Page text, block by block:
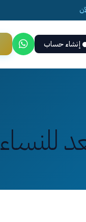
إنشاء حساب
للنساء